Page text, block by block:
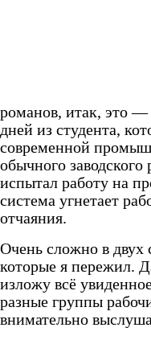
романов, итак, это —
дней из студента,
современной
обычного
испытал работу на
система угнетает
отчаяния.
Очень сложно в двух
которые я пережил.
изложу всё
разные группы
внимательно